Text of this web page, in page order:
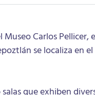
Carlos Pellicer,
se localiza en
que exhiben